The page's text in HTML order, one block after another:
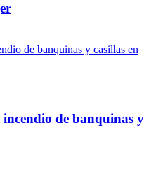
de banquinas y